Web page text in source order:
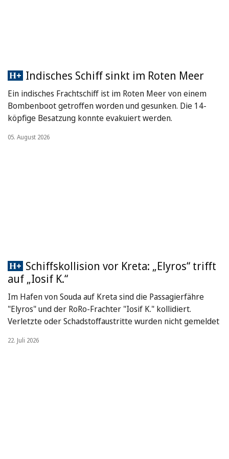
Indisches Schiff sinkt im Roten Meer
Ein indisches Frachtschiff ist im Roten Meer von einem
Bombenboot getroffen worden und gesunken. Die 14-
köpfige Besatzung konnte evakuiert werden.
05. August 2026
Schiffskollision vor Kreta: „Elyros“ trifft
auf „Iosif K.“
Im Hafen von Souda auf Kreta sind die Passagierfähre
"Elyros" und der RoRo-Frachter "Iosif K." kollidiert.
Verletzte oder Schadstoffaustritte wurden nicht gemeldet
22. Juli 2026